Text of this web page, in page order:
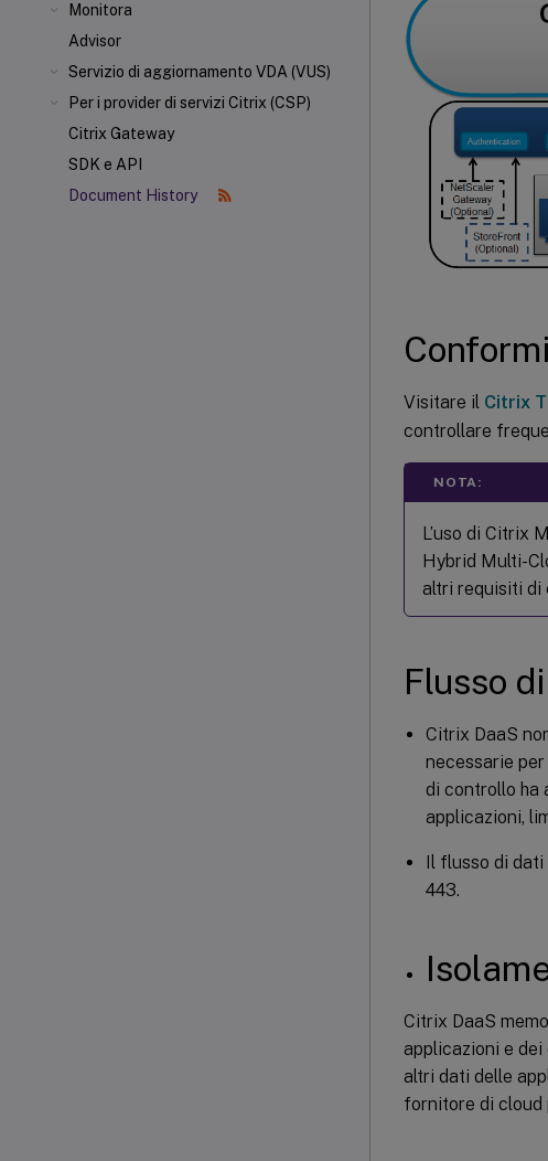
Monitora
Advisor
Servizio di aggiornamento VDA (VUS)
Per i provider di servizi Citrix (CSP)
Citrix Gateway
SDK e API
Document History
Visitare il Citrix
controllare
NOTA:
L’uso di Citrix
Hybrid Multi-
altri requisiti di
Flusso
Citrix DaaS
necessarie
di controllo ha
applicazioni,
Il flusso di
443.
Citrix DaaS
applicazioni e
altri dati delle
fornitore di cloud